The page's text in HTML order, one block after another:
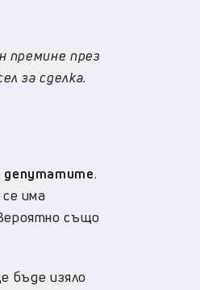
премине през
за сделка.
депутатите.
има
също
бъде изяло